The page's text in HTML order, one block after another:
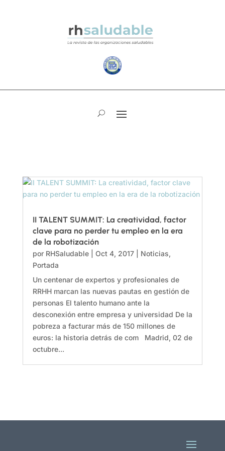
II TALENT SUMMIT: La creatividad, factor
clave para no perder tu empleo en la era
de la robotización
por RHSaludable| Oct 4, 2017| Noticias,
Portada
Un centenar de expertos y profesionales de
RRHH marcan las nuevas pautas en gestión de
personas El talento humano ante la
desconexión entre empresa y universidad De la
pobreza a facturar más de 150 millones de
euros: la historia detrás de com Madrid, 02 de
octubre...